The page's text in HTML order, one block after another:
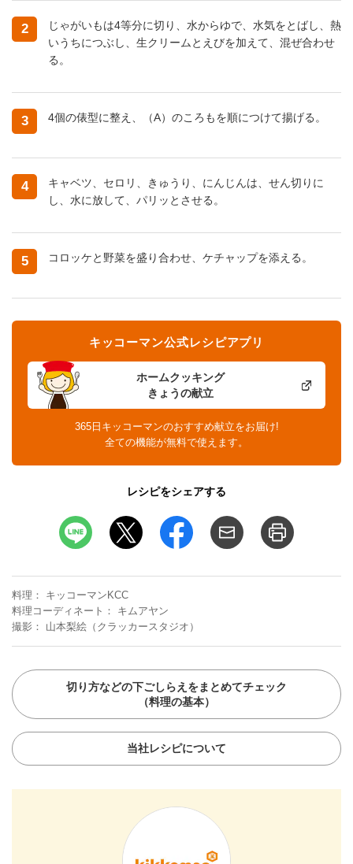
2
じゃがいもは4等分に切り、水からゆで、水気をとばし、熱
いうちにつぶし、生クリームとえびを加えて、混ぜ合わせ
る。
3 4個の俵型に整え、（A）のころもを順につけて揚げる。
4
キャベツ、セロリ、きゅうり、にんじんは、せん切りに
し、水に放して、パリッとさせる。
5 コロッケと野菜を盛り合わせ、ケチャップを添える。
ホームクッキング
きょうの献立
キッコーマン公式レシピアプリ
365日キッコーマンのおすすめ献立をお届け!
全ての機能が無料で使えます。
レシピをシェアする
料理
キッコーマンKCC
料理コーディネート
キムアヤン
撮影
山本梨絵（クラッカースタジオ）
切り方などの下ごしらえをまとめてチェック
（料理の基本）
当社レシピについて